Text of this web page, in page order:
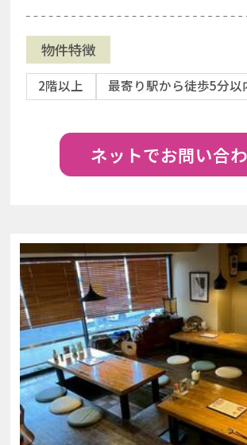
物件特徴
2階以上 最寄り駅から徒歩5分以
ネットでお問い合